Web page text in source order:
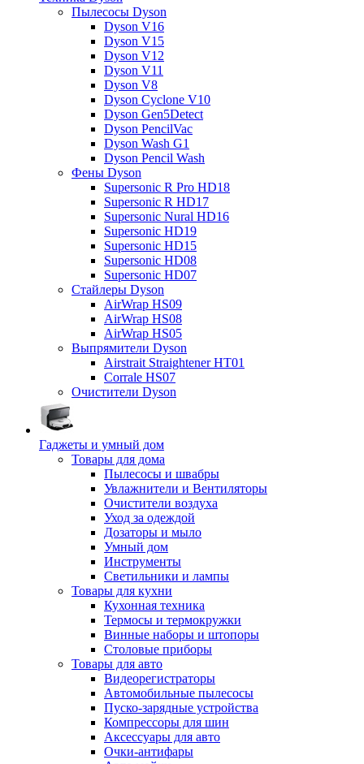
Пылесосы Dyson
Dyson V16
Dyson V15
Dyson V12
Dyson V11
Dyson V8
Dyson Cyclone V10
Dyson Gen5Detect
Dyson PencilVac
Dyson Wash G1
Dyson Pencil Wash
Фены Dyson
Supersonic R Pro HD18
Supersonic R HD17
Supersonic Nural HD16
Supersonic HD19
Supersonic HD15
Supersonic HD08
Supersonic HD07
Стайлеры Dyson
AirWrap HS09
AirWrap HS08
AirWrap HS05
Выпрямители Dyson
Airstrait Straightener HT01
Corrale HS07
Очистители Dyson
Гаджеты и умный дом
Товары для дома
Пылесосы и швабры
Увлажнители и Вентиляторы
Очистители воздуха
Уход за одеждой
Дозаторы и мыло
Умный дом
Инструменты
Светильники и лампы
Товары для кухни
Кухонная техника
Термосы и термокружки
Винные наборы и штопоры
Столовые приборы
Товары для авто
Видеорегистраторы
Автомобильные пылесосы
Пуско-зарядные устройства
Компрессоры для шин
Аксессуары для авто
Очки-антифары